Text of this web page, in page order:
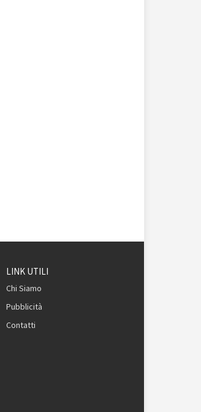
LINK UTILI
Chi Siamo
Pubblicità
Contatti